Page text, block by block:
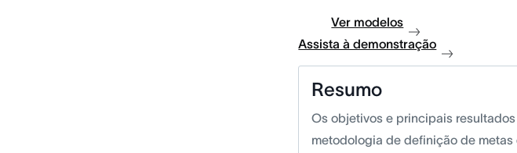
Ver modelos
Assista à demonstração
Resumo
Os objetivos e principais
metodologia de definição de